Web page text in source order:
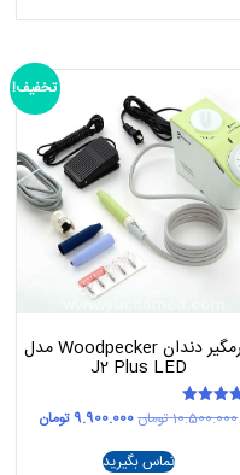
تخفیف!
جرمگیر دندان Woodpecker مدل
J2 Plus LED
امتیاز
10.500.000تومانقیمت
9.900.000 تومانقیمت
تماس بگیرید